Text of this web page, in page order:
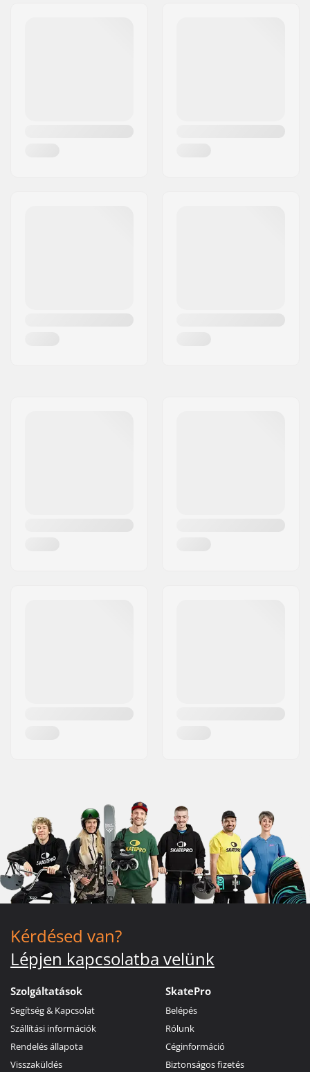
Kérdésed van?
Lépjen kapcsolatba velünk
Szolgáltatások
Segítség & Kapcsolat
Szállítási információk
Rendelés állapota
Visszaküldés
SkatePro
Belépés
Rólunk
Céginformáció
Biztonságos fizetés